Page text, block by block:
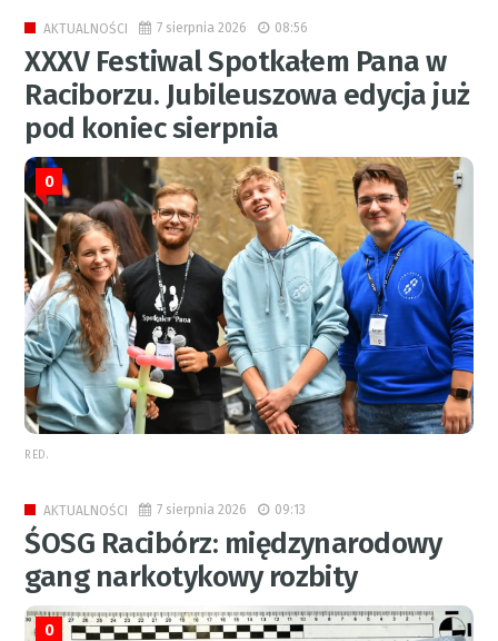
AKTUALNOŚCI 7 sierpnia 2026 08:56
XXXV Festiwal Spotkałem Pana w
Raciborzu. Jubileuszowa edycja już
pod koniec sierpnia
0
RED.
AKTUALNOŚCI 7 sierpnia 2026 09:13
ŚOSG Racibórz: międzynarodowy
gang narkotykowy rozbity
0